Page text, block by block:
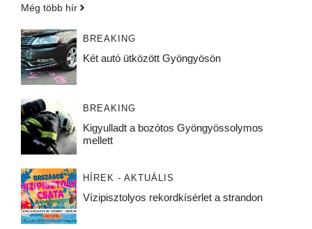
Még több hír
BREAKING
Két autó ütközött Gyöngyösön
BREAKING
Kigyulladt a bozótos Gyöngyössolymos
mellett
HÍREK - AKTUÁLIS
Vízipisztolyos rekordkísérlet a strandon